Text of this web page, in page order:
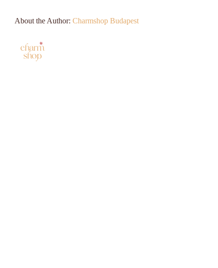
About the Author: Charmshop Budapest